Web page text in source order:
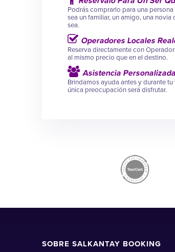
Podrás comprarlo para una
sea un familiar, un amigo, una novia
sea.
Operadores Locales
Reserva directamente con
al mismo precio que en el destino.
Asistencia
Brindamos ayuda antes y durante tu
única preocupación será disfrutar.
SOBRE SALKANTAY BOOKING